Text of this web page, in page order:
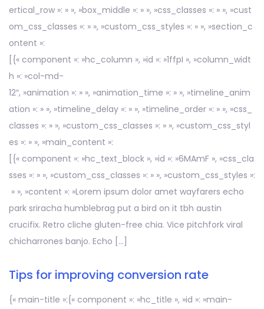
ertical_row »: » », »box_middle »: » », »css_classes »: » », »cust
om_css_classes »: » », »custom_css_styles »: » », »section_c
ontent »:
[{« component »: »hc_column », »id »: »1ffpI », »column_widt
h »: »col-md-
12″, »animation »: » », »animation_time »: » », »timeline_anim
ation »: » », »timeline_delay »: » », »timeline_order »: » », »css_
classes »: » », »custom_css_classes »: » », »custom_css_styl
es »: » », »main_content »:
[{« component »: »hc_text_block », »id »: »6MAmF », »css_cla
sses »: » », »custom_css_classes »: » », »custom_css_styles »:
» », »content »: »Lorem ipsum dolor amet wayfarers echo
park sriracha humblebrag put a bird on it tbh austin
crucifix. Retro cliche gluten-free chia. Vice pitchfork viral
chicharrones banjo. Echo […]
Tips for improving conversion rate
{« main-title »:{« component »: »hc_title », »id »: »main-